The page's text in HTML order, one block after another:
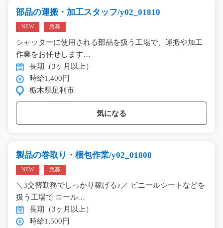
部品の運搬・加工スタッフ/y02_01810
NEW 急募
シャッターに使用される部品を扱う工場で、運搬や加工
作業をお任せします…
長期（3ヶ月以上）
時給1,400円
栃木県足利市
気になる
製品の巻取り・梱包作業/y02_01808
NEW 急募
＼3交替勤務でしっかり稼げる♪／ ビニールシートなどを
扱う工場で ロール…
長期（3ヶ月以上）
時給1,500円